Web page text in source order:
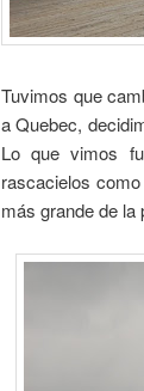
Tuvimos que
a Quebec,
Lo que vimos
rascacielos
más grande de